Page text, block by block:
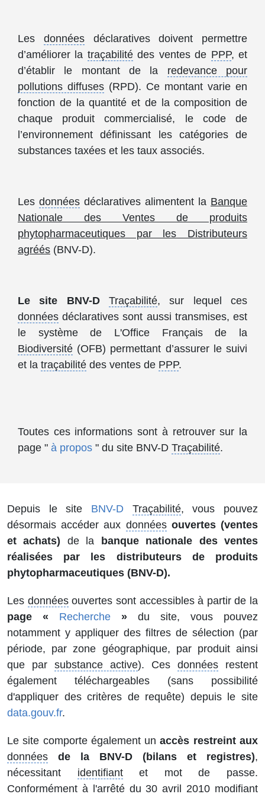
Les donnéesdéclaratives doivent permettre
d’améliorer la traçabilitédes ventes de PPP, et
d’établir le montant de la redevance pour
pollutions diffuses (RPD). Ce montant varie en
fonction de la quantité et de la composition de
chaque produit commercialisé, le code de
l’environnement définissant les catégories de
substances taxées et les taux associés.
Les données déclaratives alimentent la Banque
Nationale des Ventes de produits
phytopharmaceutiques par les Distributeurs
agréés (BNV-D).
Le site BNV-D Traçabilité, sur lequel ces
données déclaratives sont aussi transmises, est
le système de L'Office Français de la
Biodiversité (OFB) permettant d’assurer le suivi
et la traçabilité des ventes de PPP.
Toutes ces informations sont à retrouver sur la
page " à propos " du site BNV-D Traçabilité.
Depuis le site BNV-D Traçabilité, vous pouvez
désormais accéder aux donnéesouvertes (ventes
et achats) de la
banque nationale des ventes
réalisées par les distributeurs de produits
phytopharmaceutiques (BNV-D).
Les donnéesouvertes sont accessibles à partir de la
page « Recherche » du site, vous pouvez
notamment y appliquer des filtres de sélection (par
période, par zone géographique, par produit ainsi
que par substance active). Ces données restent
également téléchargeables (sans possibilité
d'appliquer des critères de requête) depuis le site
data.gouv.fr.
Le site comporte également unaccès restreint aux
données de la BNV-D (bilans et registres),
nécessitant identifiantet mot de passe.
Conformément à l'arrêtédu 30 avril 2010 modifiant